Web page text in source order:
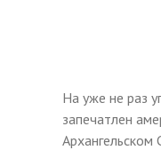
На уже не раз
запечатлен
Архангельском